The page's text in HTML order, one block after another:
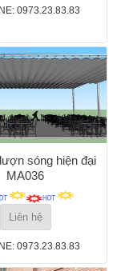
0973.23.83.83
sóng hiện đại
MA036
Liên hệ
0973.23.83.83